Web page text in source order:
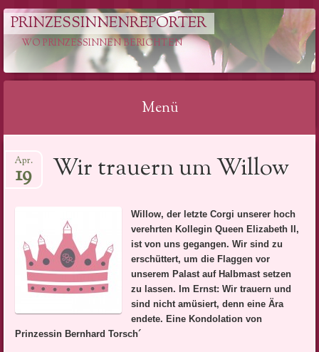
PRINZESSINNENREPORTER
WO PRINZESSINNEN BERICHTEN
Menü
zum
Inhalt
Wir trauern um Willow
Apr.
19
Willow, der letzte Corgi unserer hoch
verehrten Kollegin Queen Elizabeth II,
ist von uns gegangen. Wir sind zu
erschüttert, um die Flaggen vor
unserem Palast auf Halbmast setzen
zu lassen. Im Ernst: Wir trauern und
sind nicht amüsiert, denn eine Ära
endete. Eine Kondolation von
Prinzessin Bernhard Torsch´